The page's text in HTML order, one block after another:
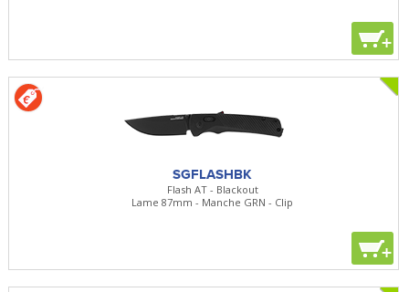
+
SGFLASHBK
Flash AT - Blackout
Lame 87mm - Manche GRN - Clip
+